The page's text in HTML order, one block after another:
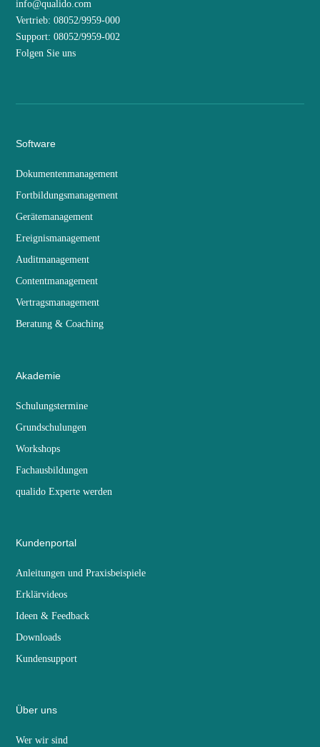
info@qualido.com
Vertrieb: 08052/9959-000
Support: 08052/9959-002
Folgen Sie uns
Software
Dokumentenmanagement
Fortbildungsmanagement
Gerätemanagement
Ereignismanagement
Auditmanagement
Contentmanagement
Vertragsmanagement
Beratung & Coaching
Akademie
Schulungstermine
Grundschulungen
Workshops
Fachausbildungen
qualido Experte werden
Kundenportal
Anleitungen und Praxisbeispiele
Erklärvideos
Ideen & Feedback
Downloads
Kundensupport
Über uns
Wer wir sind